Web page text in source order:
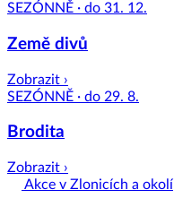
SEZÓNNĚ · do 31. 12.
Země divů
Zobrazit ›
SEZÓNNĚ · do 29. 8.
Brodita
Zobrazit ›
Akce v Zlonicích a okolí